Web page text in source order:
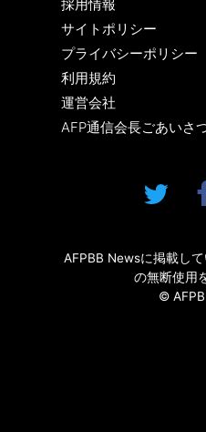
採用情報
サイトポリシー
プライバシーポリシー
利用規約
運営会社
AFP通信会長ごあいさ
AFPBB Newsに掲載し
の無断使用
©